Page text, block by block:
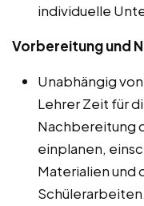
individuelle
Vorbereitung und
Unabhängig
Lehrer Zeit für
Nachbereitung
einplanen,
Materialien und
Schülerarbeiten.